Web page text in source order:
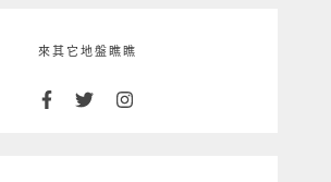
來其它地盤瞧瞧